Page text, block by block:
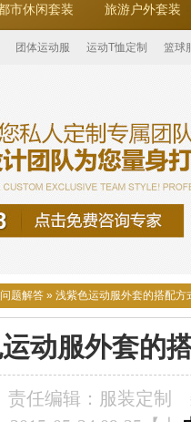
市休闲套装 旅游户外套装
团体运动服 运动T恤定制 篮球
题解答 » 浅紫色运动服外套的搭配方
动服外套的
责任编辑：服装定制